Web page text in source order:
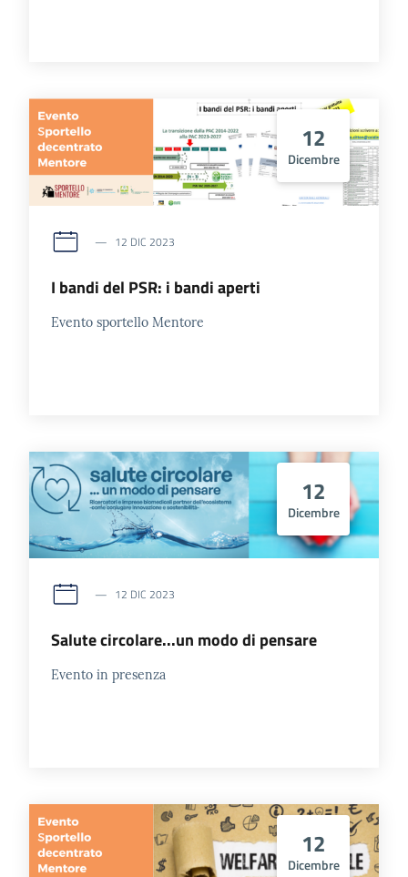
12
Dicembre
12 DIC 2023
I bandi del PSR: i bandi aperti
Evento sportello Mentore
12
Dicembre
12 DIC 2023
Salute circolare...un modo di pensare
Evento in presenza
12
Dicembre